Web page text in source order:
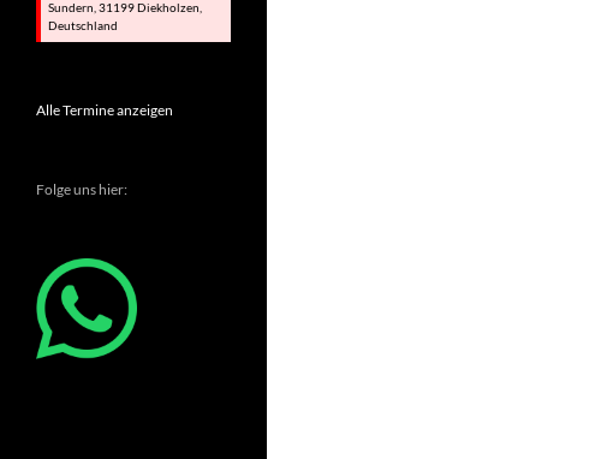
Sundern, 31199 Diekholzen,
Deutschland
Alle Termine anzeigen
Folge uns hier: